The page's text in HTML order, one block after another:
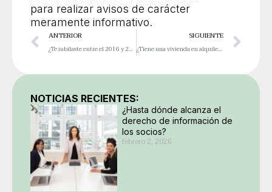
para realizar avisos de carácter
meramente informativo.
Ant
ANTERIOR
¿Te jubilaste entre el 2016 y 2021? ¿Tienes 2 o más hijos?
SIGUIENTE
¿Tiene una vivienda en alquiler? Le contamos qué cambios trae el 2025 para los arrendamientos
NOTICIAS RECIENTES:
¿Hasta dónde alcanza el
derecho de información de
los socios?
febrero 2, 2026